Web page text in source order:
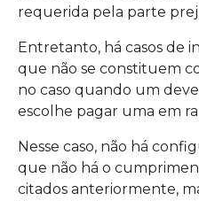
requerida pela parte
Entretanto, há casos de
que não se constituem
no caso quando um
escolhe pagar uma em
Nesse caso, não há
que não há o
citados anteriormente,